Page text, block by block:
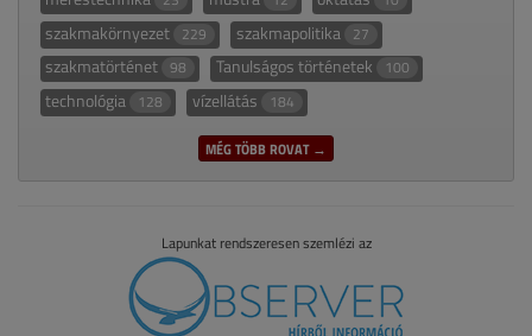
szakmakörnyezet 229 szakmapolitika 27
szakmatörténet 98 Tanulságos történetek 100
technológia 128 vízellátás 184
MÉG TÖBB ROVAT →
Lapunkat rendszeresen szemlézi az